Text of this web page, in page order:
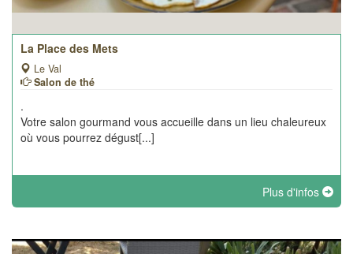
La Place des Mets
Le Val
Salon de thé
.
Votre salon gourmand vous accueille dans un lieu chaleureux
où vous pourrez dégust[...]
Plus d'infos